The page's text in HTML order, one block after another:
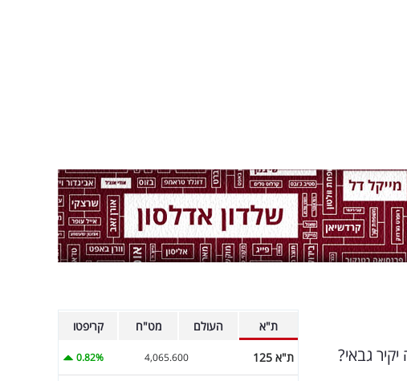
גבאי?
ת"א העולם מט"ח קריפטו
ת"א 125 4,065.600
0.82%